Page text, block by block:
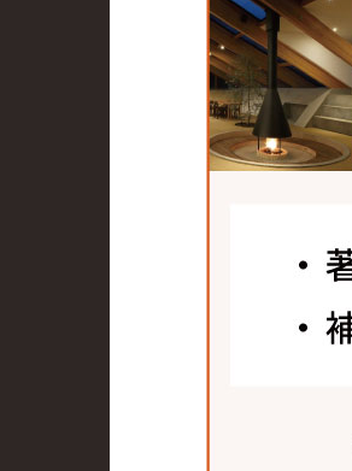
メーカー
建材開発秘
元
意匠性・排